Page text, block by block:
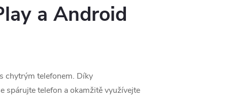
a Android
chytrým telefonem. Díky
spárujte telefon a okamžitě využívejte